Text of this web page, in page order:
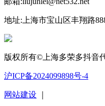
地址:上海市宝山区丰翔路
版权所有©上海多荣多抖音
沪ICP备2024099898号-4
网站建设